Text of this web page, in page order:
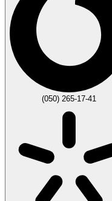
(050) 265-17-41